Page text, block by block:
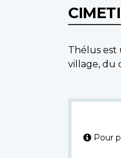
Thélus est
village, du
Pour